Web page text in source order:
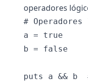
operadores
#
a = true
b = false
puts a && b